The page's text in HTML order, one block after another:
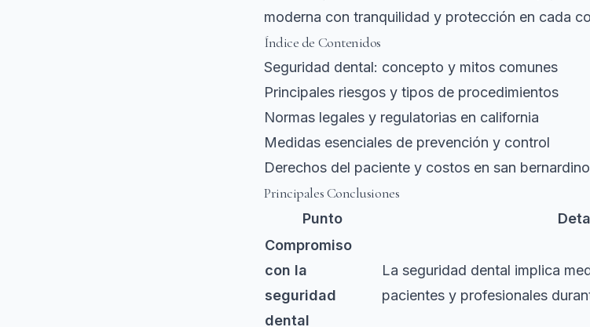
moderna con tranquilidad y protección en cada
Índice de Contenidos
Seguridad dental: concepto y mitos comunes
Principales riesgos y tipos de procedimientos
Normas legales y regulatorias en california
Medidas esenciales de prevención y control
Derechos del paciente y costos en san bernardino
Principales Conclusiones
Punto
Compromiso
con la
seguridad
dental
La seguridad dental implica
pacientes y profesionales